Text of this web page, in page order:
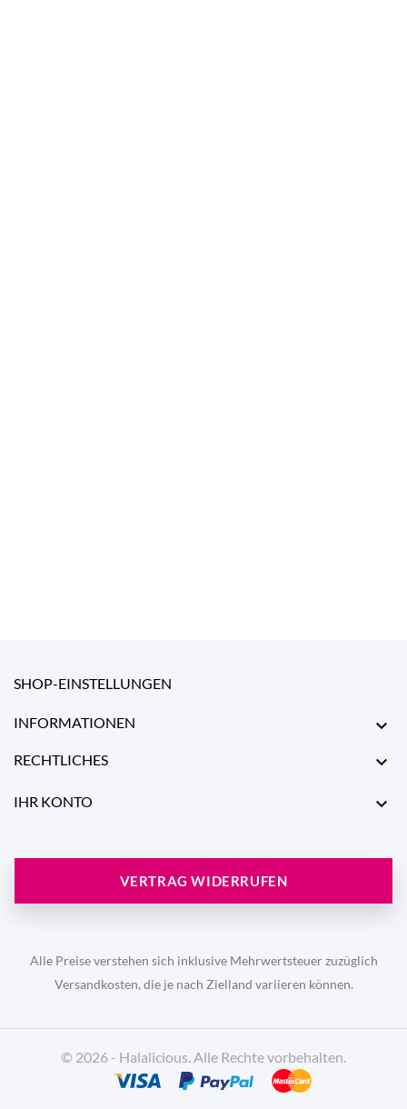
SHOP-EINSTELLUNGEN
INFORMATIONEN 
RECHTLICHES 
IHR KONTO 
VERTRAG WIDERRUFEN
Alle Preise verstehen sich inklusive Mehrwertsteuer zuzüglich
Versandkosten, die je nach Zielland variieren können.
© 2026 - Halalicious. Alle Rechte vorbehalten.